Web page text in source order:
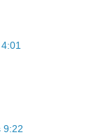
9:22